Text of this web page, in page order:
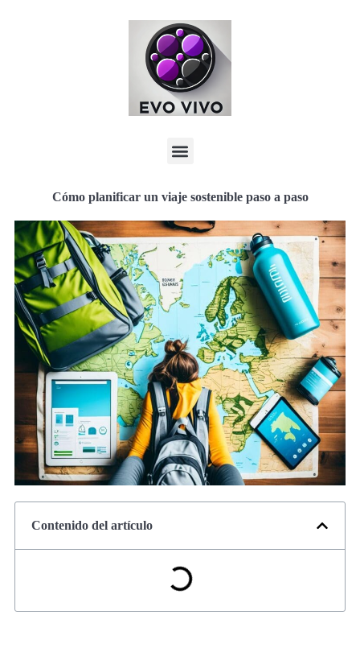
Cómo planificar un viaje sostenible paso a paso
Contenido del artículo